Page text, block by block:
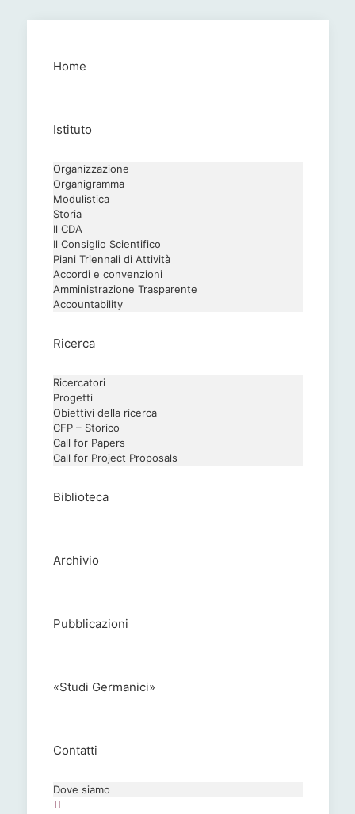
Home
Istituto
Organizzazione
Organigramma
Modulistica
Storia
Il CDA
Il Consiglio Scientifico
Piani Triennali di Attività
Accordi e convenzioni
Amministrazione Trasparente
Accountability
Ricerca
Ricercatori
Progetti
Obiettivi della ricerca
CFP – Storico
Call for Papers
Call for Project Proposals
Biblioteca
Archivio
Pubblicazioni
«Studi Germanici»
Contatti
Dove siamo